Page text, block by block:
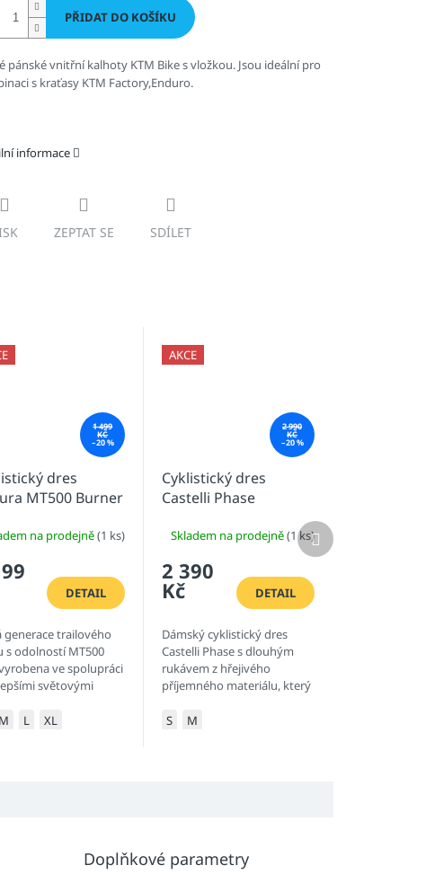
PŘIDAT DO KOŠÍKU
pánské vnitřní kalhoty KTM Bike s vložkou. Jsou ideální pro
s kraťasy KTM Factory,Enduro.
informace
ZEPTAT SE SDÍLET
1 499
KČ
–20 %
dres
MT500 Burner
na prodejně(1 ks)
DETAIL
generace trailového
s odolností MT500
ve spolupráci
světovými
z
M L XL
AKCE
2 990
KČ
–20 %
Cyklistický dres
Castelli Phase
Skladem na prodejně(1 ks)
2 390
Kč DETAIL
Dámský cyklistický dres
Castelli Phase s dlouhým
rukávem z hřejivého
příjemného materiálu, který
odvětrávání pro maximální
S M
Další
produkt
Doplňkové parametry